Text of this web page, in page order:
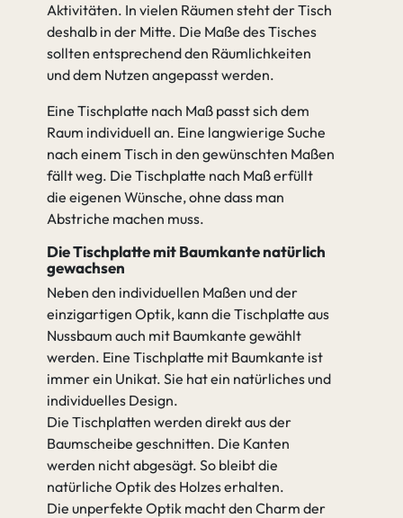
Aktivitäten. In vielen Räumen steht der Tisch
deshalb in der Mitte. Die Maße des Tisches
sollten entsprechend den Räumlichkeiten
und dem Nutzen angepasst werden.
Eine Tischplatte nach Maß passt sich dem
Raum individuell an. Eine langwierige Suche
nach einem Tisch in den gewünschten Maßen
fällt weg. Die Tischplatte nach Maß erfüllt
die eigenen Wünsche, ohne dass man
Abstriche machen muss.
Die Tischplatte mit Baumkante natürlich
gewachsen
Neben den individuellen Maßen und der
einzigartigen Optik, kann die Tischplatte aus
Nussbaum auch mit Baumkante gewählt
werden. Eine Tischplatte mit Baumkante ist
immer ein Unikat. Sie hat ein natürliches und
individuelles Design.
Die Tischplatten werden direkt aus der
Baumscheibe geschnitten. Die Kanten
werden nicht abgesägt. So bleibt die
natürliche Optik des Holzes erhalten.
Die unperfekte Optik macht den Charm der